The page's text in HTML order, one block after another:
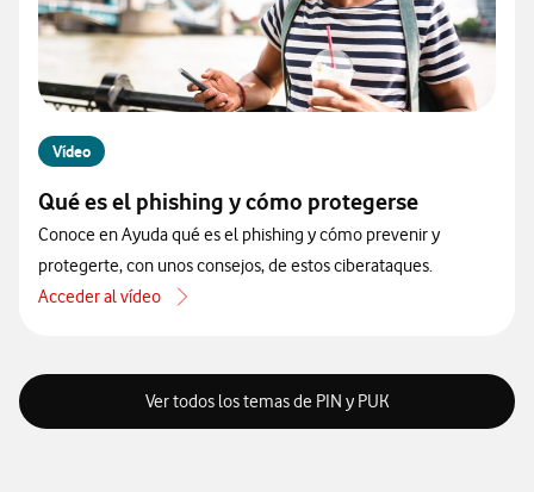
Vídeo
Qué es el phishing y cómo protegerse
Conoce en Ayuda qué es el phishing y cómo prevenir y
protegerte, con unos consejos, de estos ciberataques.
Acceder al vídeo
acerca de Qué es el phishing y cómo protegerse
Ver todos los temas de PIN y PUK